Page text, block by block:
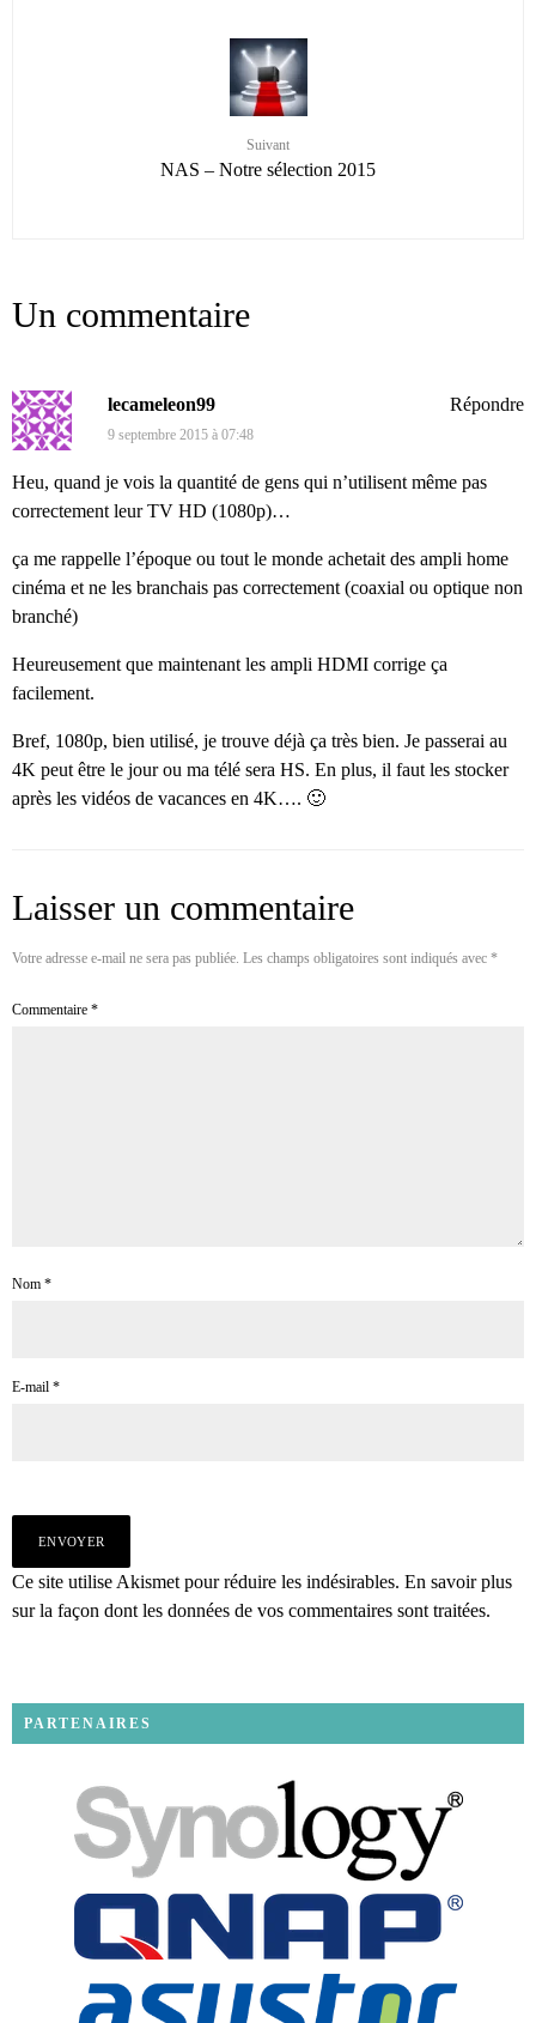
Suivant
NAS – Notre sélection 2015
Un commentaire
lecameleon99
9 septembre 2015 à 07:48
Heu, quand je vois la quantité de gens qui n’utilisent même pas
correctement leur TV HD (1080p)…
ça me rappelle l’époque ou tout le monde achetait des ampli home
cinéma et ne les branchais pas correctement (coaxial ou optique non
branché)
Heureusement que maintenant les ampli HDMI corrige ça
facilement.
Bref, 1080p, bien utilisé, je trouve déjà ça très bien. Je passerai au
4K peut être le jour ou ma télé sera HS. En plus, il faut les stocker
après les vidéos de vacances en 4K…. 🙂
Répondre
Laisser un commentaire
Votre adresse e-mail ne sera pas publiée. Les champs obligatoires sont indiqués avec *
Commentaire *
Nom *
E-mail *
Ce site utilise Akismet pour réduire les indésirables. En savoir plus
sur la façon dont les données de vos commentaires sont traitées.
PARTENAIRES